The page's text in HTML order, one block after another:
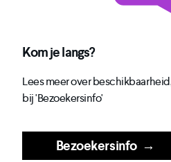
Kom je langs?
Lees meer over
bij 'Bezoekersinfo'
Bezoekersinfo→